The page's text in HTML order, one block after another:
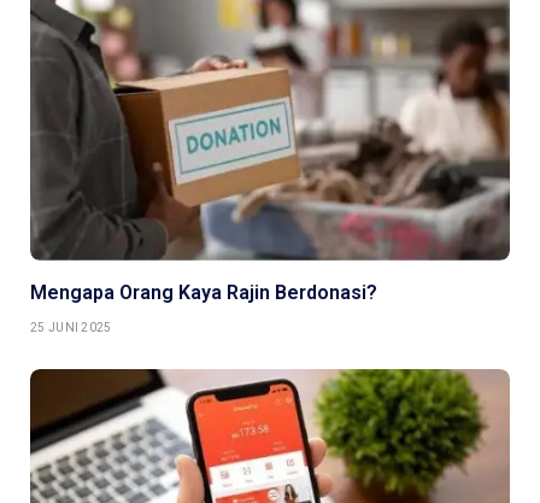
Mengapa Orang Kaya Rajin Berdonasi?
25 JUNI 2025